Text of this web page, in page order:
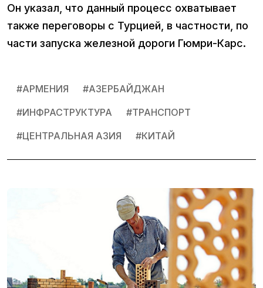
Он указал, что данный процесс охватывает
также переговоры с Турцией, в частности, по
части запуска железной дороги Гюмри-Карс.
#АРМЕНИЯ #АЗЕРБАЙДЖАН
#ИНФРАСТРУКТУРА #ТРАНСПОРТ
#ЦЕНТРАЛЬНАЯ АЗИЯ #КИТАЙ